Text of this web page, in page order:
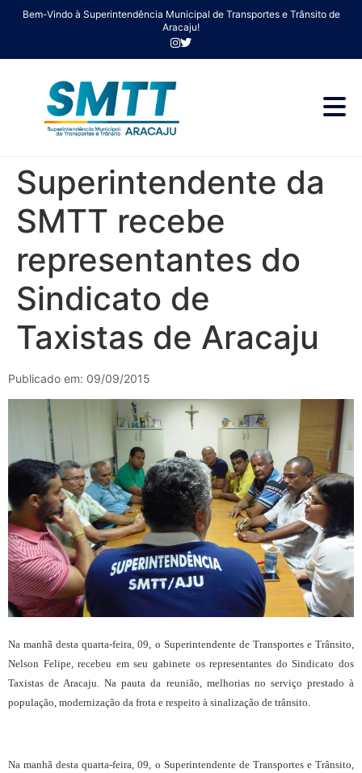
Bem-Vindo à Superintendência Municipal de Transportes e Trânsito de
Aracaju!
Superintendente da
SMTT recebe
representantes do
Sindicato de
Taxistas de Aracaju
Publicado em: 09/09/2015
Na manhã desta quarta-feira, 09, o Superintendente de Transportes e Trânsito,
Nelson Felipe, recebeu em seu gabinete os representantes do Sindicato dos
Taxistas de Aracaju. Na pauta da reunião, melhorias no serviço prestado à
população, modernização da frota e respeito à sinalização de trânsito.
Na manhã desta quarta-feira, 09, o Superintendente de Transportes e Trânsito,